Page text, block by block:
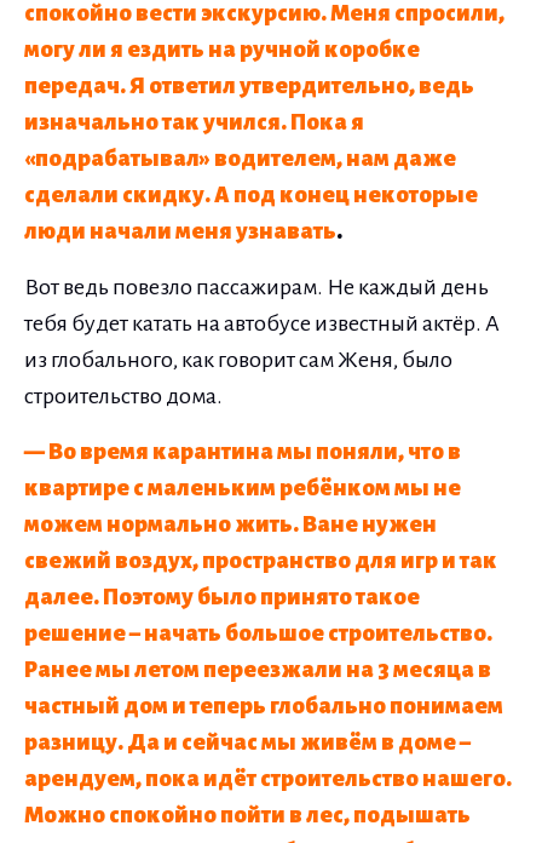
спокойно вести экскурсию. Меня спросили,
могу ли я ездить на ручной коробке
передач. Я ответил утвердительно, ведь
изначально так учился. Пока я
«подрабатывал» водителем, нам даже
сделали скидку. А под конец некоторые
люди начали меня узнавать.
Вот ведь повезло пассажирам. Не каждый день
тебя будет катать на автобусе известный актёр. А
из глобального, как говорит сам Женя, было
строительство дома.
— Во время карантина мы поняли, что в
квартире с маленьким ребёнком мы не
можем нормально жить. Ване нужен
свежий воздух, пространство для игр и так
далее. Поэтому было принято такое
решение – начать большое строительство.
Ранее мы летом переезжали на 3 месяца в
частный дом и теперь глобально понимаем
разницу. Да и сейчас мы живём в доме –
арендуем, пока идёт строительство нашего.
Можно спокойно пойти в лес, подышать